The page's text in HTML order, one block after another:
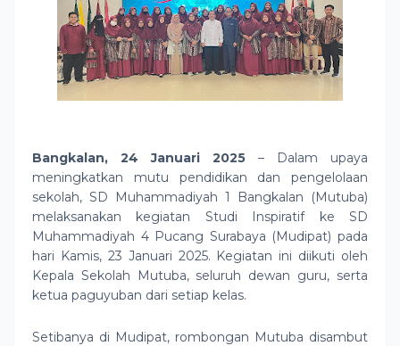
Bangkalan, 24 Januari 2025 – Dalam upaya
meningkatkan mutu pendidikan dan pengelolaan
sekolah, SD Muhammadiyah 1 Bangkalan (Mutuba)
melaksanakan kegiatan Studi Inspiratif ke SD
Muhammadiyah 4 Pucang Surabaya (Mudipat) pada
hari Kamis, 23 Januari 2025. Kegiatan ini diikuti oleh
Kepala Sekolah Mutuba, seluruh dewan guru, serta
ketua paguyuban dari setiap kelas.
Setibanya di Mudipat, rombongan Mutuba disambut